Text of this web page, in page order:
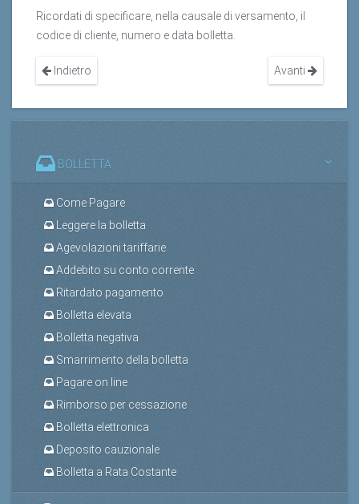
Ricordati di specificare, nella causale di versamento, il
codice di cliente, numero e data bolletta.
Indietro Avanti
BOLLETTA
Come Pagare
Leggere la bolletta
Agevolazioni tariffarie
Addebito su conto corrente
Ritardato pagamento
Bolletta elevata
Bolletta negativa
Smarrimento della bolletta
Pagare on line
Rimborso per cessazione
Bolletta elettronica
Deposito cauzionale
Bolletta a Rata Costante